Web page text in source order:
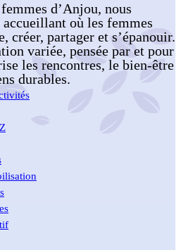
d’Anjou, nous
où les femmes
créer, partager et s’épanouir.
variée, pensée par et pour
les rencontres, le bien-être
durables.